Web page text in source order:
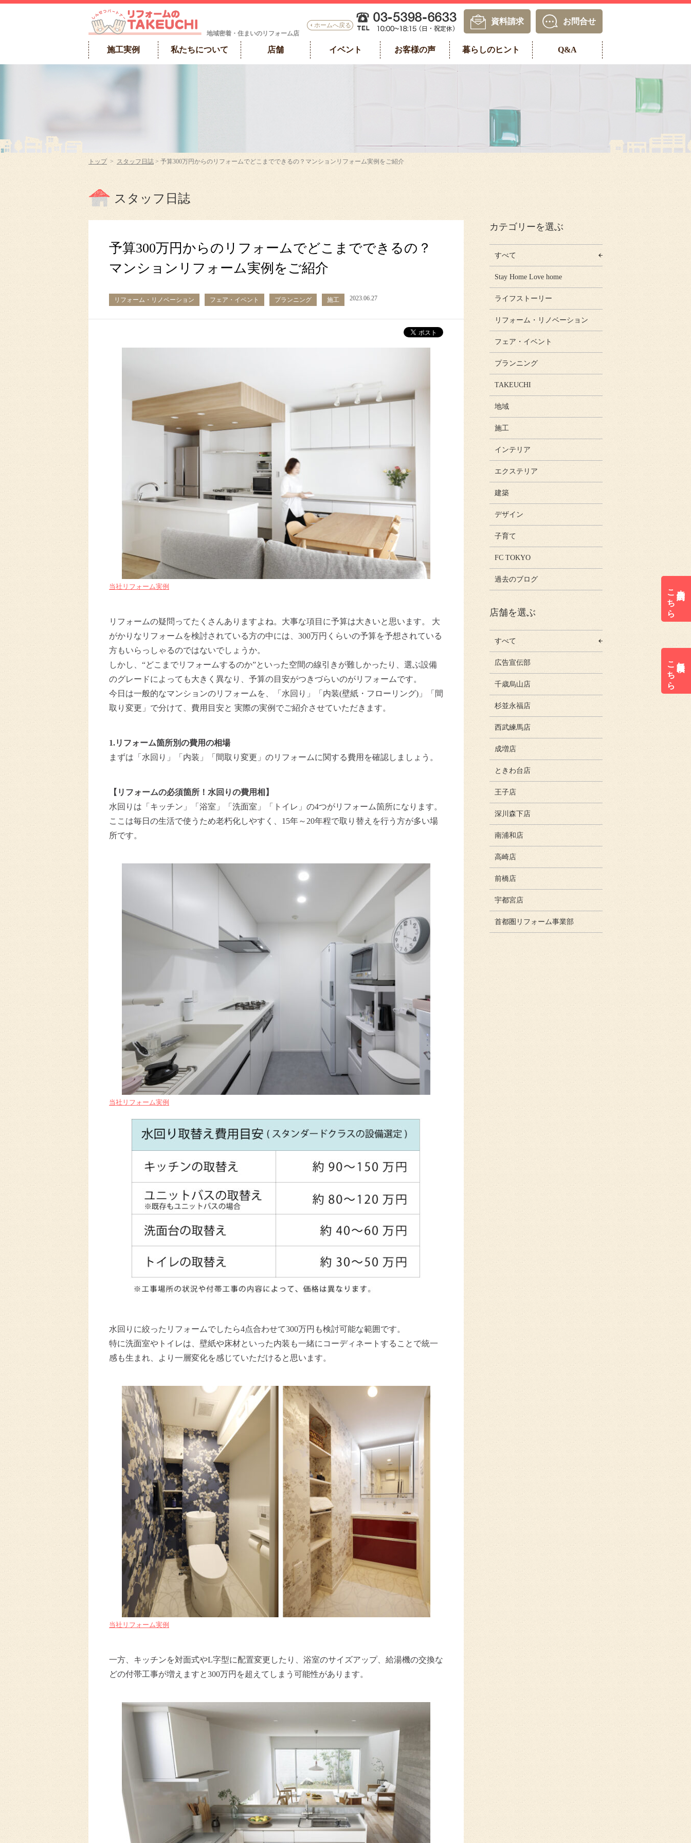
地域密着・住まいのリフォーム店
ホームへ戻る 資料請求 お問合せ
施工実例 私たちについて 店舗 イベント お客様の声 暮らしのヒント Q&A
来店予約は
こちら
無料見積は
こちら
トップ> スタッフ日誌 > 予算300万円からのリフォームでどこまでできるの？マンションリフォーム実例をご紹介
スタッフ日誌
予算300万円からのリフォームでどこまでできるの？
マンションリフォーム実例をご紹介
リフォーム・リノベーション フェア・イベント プランニング 施工 2023.06.27
当社リフォーム実例
リフォームの疑問ってたくさんありますよね。大事な項目に予算は大きいと思います。 大
がかりなリフォームを検討されている方の中には、300万円くらいの予算を予想されている
方もいらっしゃるのではないでしょうか。
しかし、“どこまでリフォームするのか”といった空間の線引きが難しかったり、選ぶ設備
のグレードによっても大きく異なり、予算の目安がつきづらいのがリフォームです。
今日は一般的なマンションのリフォームを、「水回り」「内装(壁紙・フローリング)」「間
取り変更」で分けて、費用目安と 実際の実例でご紹介させていただきます。
1.リフォーム箇所別の費用の相場
まずは「水回り」「内装」「間取り変更」のリフォームに関する費用を確認しましょう。
【リフォームの必須箇所！水回りの費用相】
水回りは「キッチン」「浴室」「洗面室」「トイレ」の4つがリフォーム箇所になります。
ここは毎日の生活で使うため老朽化しやすく、15年～20年程で取り替えを行う方が多い場
所です。
当社リフォーム実例
水回りに絞ったリフォームでしたら4点合わせて300万円も検討可能な範囲です。
特に洗面室やトイレは、壁紙や床材といった内装も一緒にコーディネートすることで統一
感も生まれ、より一層変化を感じていただけると思います。
当社リフォーム実例
一方、キッチンを対面式やL字型に配置変更したり、浴室のサイズアップ、給湯機の交換な
どの付帯工事が増えますと300万円を超えてしまう可能性があります。
カテゴリーを選ぶ
すべて
Stay Home Love home
ライフストーリー
リフォーム・リノベーション
フェア・イベント
プランニング
TAKEUCHI
地域
施工
インテリア
エクステリア
建築
デザイン
子育て
FC TOKYO
過去のブログ
店舗を選ぶ
すべて
広告宣伝部
千歳烏山店
杉並永福店
西武練馬店
成増店
ときわ台店
王子店
深川森下店
南浦和店
高崎店
前橋店
宇都宮店
首都圏リフォーム事業部